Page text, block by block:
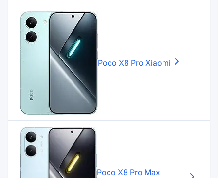
Poco X8 Pro Xiaomi
Poco X8 Pro Max